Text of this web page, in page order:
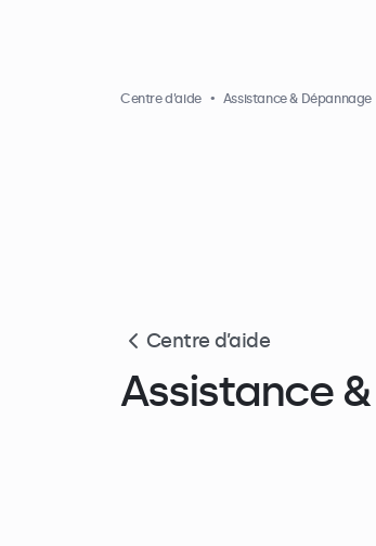
Centre d’aide Assistance & Dépannage
Centre d’aide
Assistance